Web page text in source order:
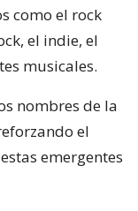
como el rock
el indie, el
musicales.
nombres de la
el
emergentes